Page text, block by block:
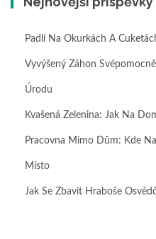
Padlí Na Okurkách A
Vyvýšený Záhon
Úrodu
Kvašená Zelenina: Jak Na
Pracovna Mimo Dům: Kde
Místo
Jak Se Zbavit Hraboše